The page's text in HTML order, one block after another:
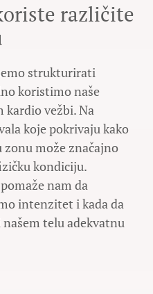
različite
strukturirati
koristimo naše
vežbi. Na
koje pokrivaju kako
može značajno
kondiciju.
nam da
intenzitet i kada da
telu adekvatnu